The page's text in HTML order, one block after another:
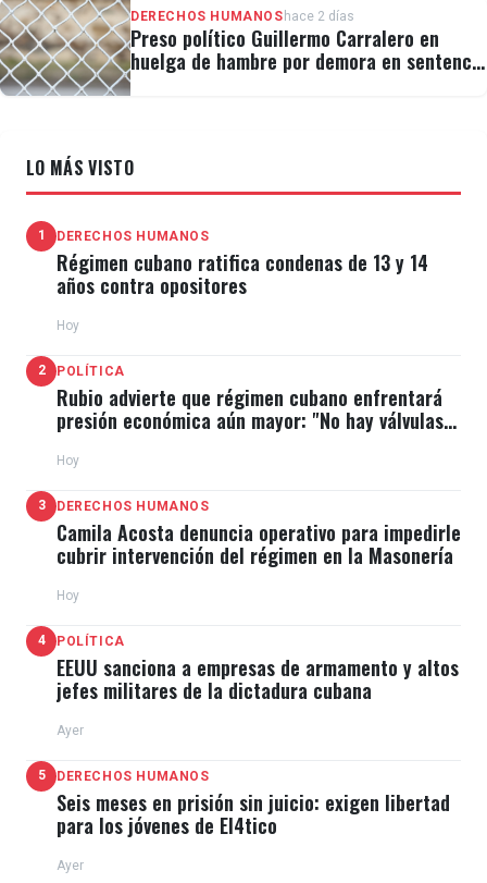
DERECHOS HUMANOS hace 2 días
Preso político Guillermo Carralero en
huelga de hambre por demora en sentencia
LO MÁS VISTO
1 DERECHOS HUMANOS
Régimen cubano ratifica condenas de 13 y 14
años contra opositores
Hoy
2 POLÍTICA
Rubio advierte que régimen cubano enfrentará
presión económica aún mayor: "No hay válvulas
Hoy
3 DERECHOS HUMANOS
Camila Acosta denuncia operativo para impedirle
cubrir intervención del régimen en la Masonería
Hoy
4 POLÍTICA
EEUU sanciona a empresas de armamento y altos
jefes militares de la dictadura cubana
Ayer
5 DERECHOS HUMANOS
Seis meses en prisión sin juicio: exigen libertad
para los jóvenes de El4tico
Ayer